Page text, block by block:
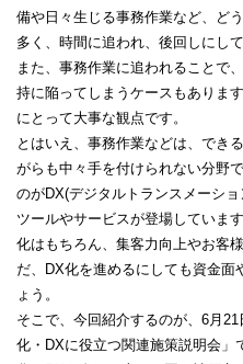
備や日々生じる事務作業など、ど
多く、時間に追われ、後回しにし
また、事務作業に追われることで
持に陥ってしまうケースもありま
にとって大事な観点です。
とはいえ、事務作業などは、でき
がらも中々手を付けられない分野
のがDX(デジタルトランスメーシ
ツールやサービスが登場していま
化はもちろん、集客力向上やお客
だ、DX化を進めるにしても資金面
ょう。
そこで、今回紹介するのが、6月
化・DXに役立つ関連施策説明会